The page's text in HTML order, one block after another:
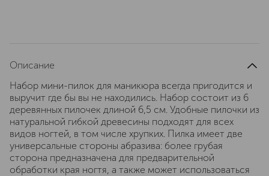
Описание
Набор мини-пилок для маникюра всегда пригодится и
выручит где бы вы не находились. Набор состоит из 6
деревянных пилочек длиной 6,5 см. Удобные пилочки из
натуральной гибкой древесины подходят для всех
видов ногтей, в том числе хрупких. Пилка имеет две
универсальные стороны абразива: более грубая
сторона предназначена для предварительной
обработки края ногтя, а также может использоваться